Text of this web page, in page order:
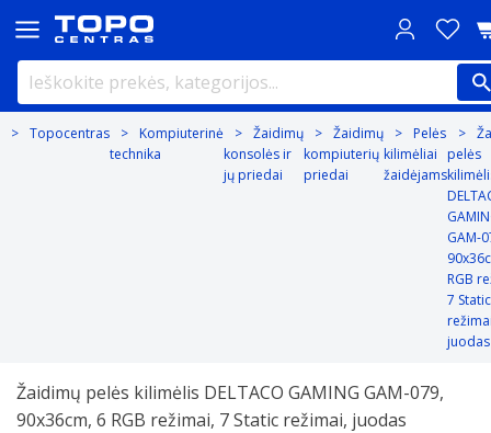
Topocentras
Kompiuterinė
technika
Žaidimų
konsolės ir
jų priedai
Žaidimų
kompiuterių
priedai
Pelės
kilimėliai
žaidėjams
pelės
GAM-
RGB
7 Static
juodas
Žaidimų pelės kilimėlis DELTACO GAMING GAM-079,
90x36cm, 6 RGB režimai, 7 Static režimai, juodas